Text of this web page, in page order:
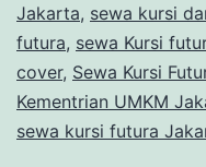
Jakarta, sewa kursi
futura, sewa Kursi
cover, Sewa Kursi
Kementrian UMKM
sewa kursi futura